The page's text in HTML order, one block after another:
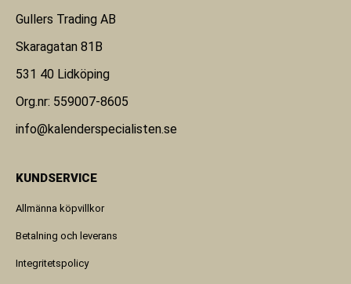
Gullers Trading AB
Skaragatan 81B
531 40 Lidköping
Org.nr: 559007-8605
info@kalenderspecialisten.se
KUNDSERVICE
Allmänna köpvillkor
Betalning och leverans
Integritetspolicy